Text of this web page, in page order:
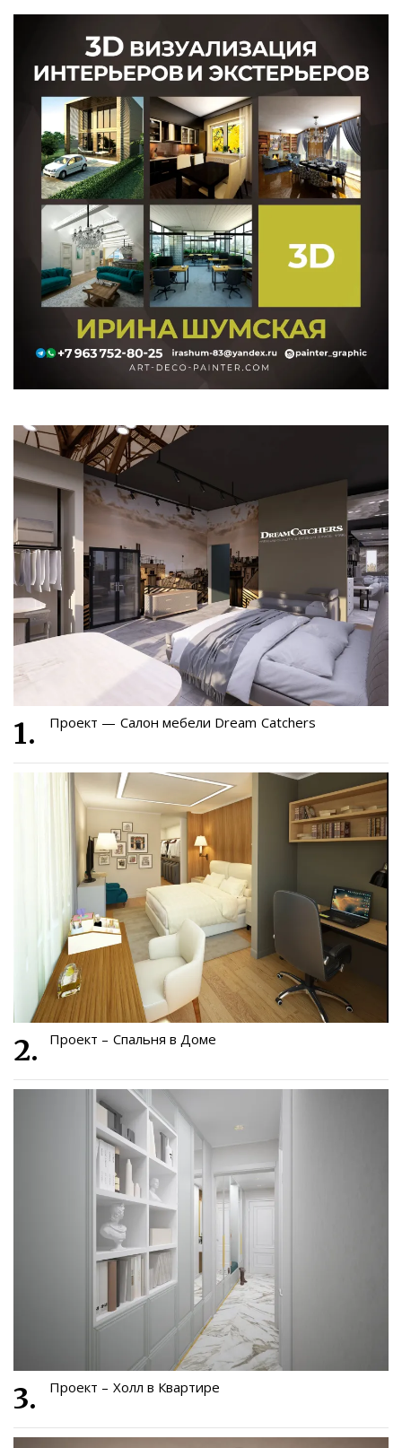
Проект — Салон мебели Dream Catchers
Проект – Спальня в Доме
Проект – Холл в Квартире